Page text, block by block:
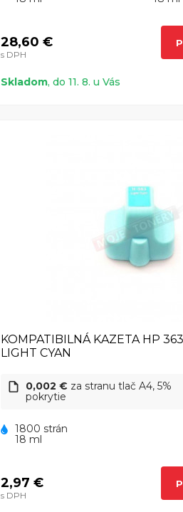
28,60 €
s DPH
Skladom, do 11. 8. u Vás
KOMPATIBILNÁ KAZETA HP
LIGHT CYAN
0,002 € za stranu tlač A4, 5%
pokrytie
1800 strán
18 ml
2,97 €
s DPH